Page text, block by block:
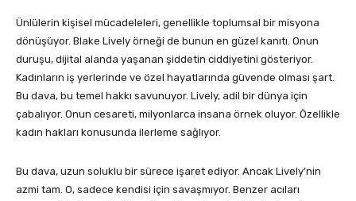
Ünlülerin kişisel mücadeleleri, genellikle toplumsal bir misyona
dönüşüyor. Blake Lively örneği de bunun en güzel kanıtı. Onun
duruşu, dijital alanda yaşanan şiddetin ciddiyetini gösteriyor.
Kadınların iş yerlerinde ve özel hayatlarında güvende olması şart.
Bu dava, bu temel hakkı savunuyor. Lively, adil bir dünya için
çabalıyor. Onun cesareti, milyonlarca insana örnek oluyor. Özellikle
kadın hakları konusunda ilerleme sağlıyor.
Bu dava, uzun soluklu bir sürece işaret ediyor. Ancak Lively’nin
azmi tam. O, sadece kendisi için savaşmıyor. Benzer acıları